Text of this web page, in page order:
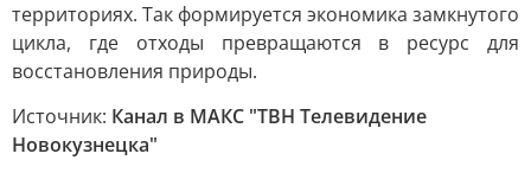
территориях. Так формируется экономика замкнутого
цикла, где отходы превращаются в ресурс для
восстановления природы.
Источник: Канал в МАКС "ТВН Телевидение
Новокузнецка"